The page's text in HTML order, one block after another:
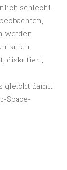
schlecht.
werden
diskutiert,
gleicht damit
Space-